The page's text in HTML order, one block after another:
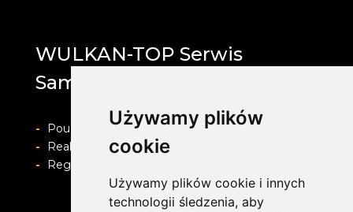
Używamy plików
cookie
Używamy plików cookie i innych
technologii śledzenia, aby
WULKAN-TOP Serwis
Samochodowy
-
Pouczenie o prawie do odstapienia od umowy
-
Realizacja zamówienia i formy płatności
-
Regulamin i Polityka prywatności